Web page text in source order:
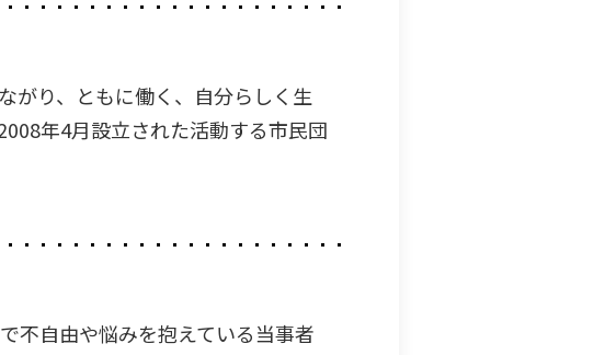
がり、ともに働く、自分らしく生
年4月設立された活動する市民団
不自由や悩みを抱えている当事者